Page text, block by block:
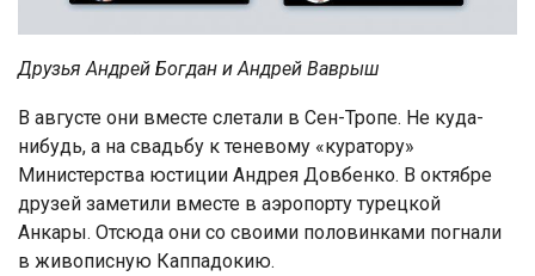
Друзья Андрей Богдан и Андрей Ваврыш
В августе они вместе слетали в Сен-Тропе. Не куда-
нибудь, а на свадьбу к теневому «куратору»
Министерства юстиции Андрея Довбенко. В октябре
друзей заметили вместе в аэропорту турецкой
Анкары. Отсюда они со своими половинками погнали
в живописную Каппадокию.